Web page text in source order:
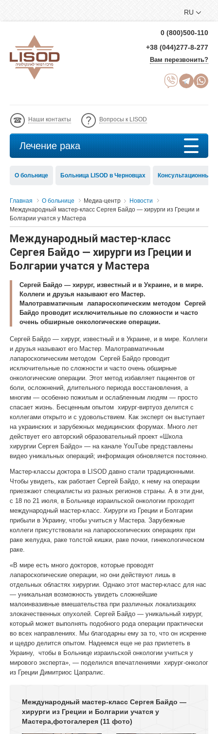
RU
0 (800)500-110
+38 (044)277-8-277
Вам перезвонить?
Наши контакты Вопросы к LISOD
Лечение рака
О больнице Больница LISOD в Черновцах Консультационный
Главная О больнице Медиа-центр
Новости
Международный мастер-класс Сергея Байдо — хирурги из Греции и
Болгарии учатся у Мастера
Международный мастер-класс
Сергея Байдо — хирурги из Греции и
Болгарии учатся у Мастера
Сергей Байдо — хирург, известный и в Украине, и в мире.
Коллеги и друзья называют его Мастер.
Малотравматичным лапароскопическим методом Сергей
Байдо проводит исключительные по сложности и часто
очень обширные онкологические операции.
Сергей Байдо — хирург, известный и в Украине, и в мире. Коллеги
и друзья называют его Мастер. Малотравматичным
лапароскопическим методом Сергей Байдо проводит
исключительные по сложности и часто очень обширные
онкологические операции. Этот метод избавляет пациентов от
боли, осложнений, длительного периода восстановления, а
многим — особенно пожилым и ослабленным людям — просто
спасает жизнь. Бесценным опытом хирург-виртуоз делится с
коллегами открыто и с удовольствием. Как эксперт он выступает
на украинских и зарубежных медицинских форумах. Много лет
действует его авторский образовательный проект «Школа
хирургии Сергея Байдо» — на канале YouTube представлены
видео уникальных операций; информация обновляется постоянно.
Мастер-классы доктора в LISOD давно стали традиционными.
Чтобы увидеть, как работает Сергей Байдо, к нему на операции
приезжают специалисты из разных регионов страны. А в эти дни,
с 18 по 21 июля, в Больнице израильской онкологии проходит
международный мастер-класс. Хирурги из Греции и Болгарии
прибыли в Украину, чтобы учиться у Мастера. Зарубежные
коллеги присутствовали на лапароскопических операциях при
раке желудка, раке толстой кишки, раке почки, гинекологическом
раке.
«В мире есть много докторов, которые проводят
лапароскопические операции, но они действуют лишь в
отдельных областях хирургии. Однако этот мастер-класс для нас
— уникальная возможность увидеть сложнейшие
малоинвазивные вмешательства при различных локализациях
злокачественных опухолей. Сергей Байдо — уникальный хирург,
который может выполнять подобного рода операции практически
во всех направлениях. Мы благодарны ему за то, что он искренне
и щедро делится опытом. Надеемся еще не раз прилететь в
Украину, чтобы в Больнице израильской онкологии учиться у
мирового эксперта», — поделился впечатлениями хирург-онколог
из Греции Димитриос Цапралис.
Международный мастер-класс Сергея Байдо —
хирурги из Греции и Болгарии учатся у
Мастера,фотогалерея (11 фото)